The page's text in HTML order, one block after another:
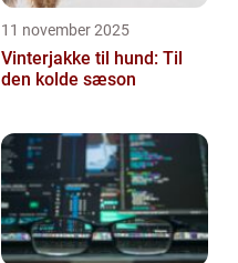
11 november 2025
Vinterjakke til hund: Til
den kolde sæson